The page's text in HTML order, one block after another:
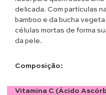
delicada. Com partículas
bamboo e da bucha
células mortas de forma
da pele.
Composição:
Vitamina C (Ácido